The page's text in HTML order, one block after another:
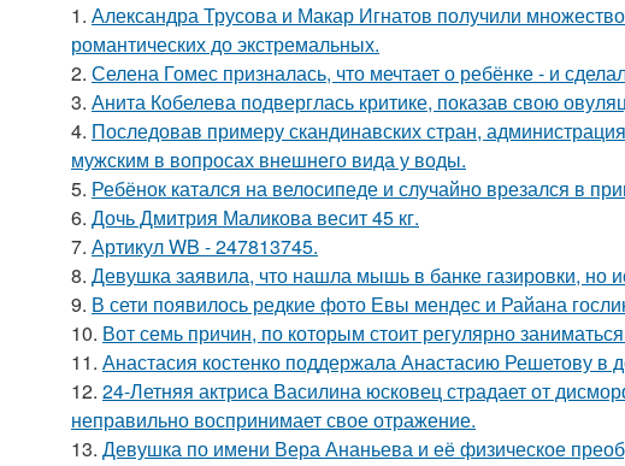
1. Александра Трусова и Макар Игнатов получили
романтических до экстремальных.
2. Селена Гомес призналась, что мечтает о ребёнке - и
3. Анита Кобелева подверглась критике, показав свою
4. Последовав примеру скандинавских стран,
мужским в вопросах внешнего вида у воды.
5. Ребёнок катался на велосипеде и случайно врезался в
6. Дочь Дмитрия Маликова весит 45 кг.
7. Артикул WB - 247813745.
8. Девушка заявила, что нашла мышь в банке газировки, но
9. В сети появилось редкие фото Евы мендес и Райана
10. Вот семь причин, по которым стоит регулярно
11. Анастасия костенко поддержала Анастасию Решетову в
12. 24-Летняя актриса Василина юсковец страдает от
неправильно воспринимает свое отражение.
13. Девушка по имени Вера Ананьева и её физическое